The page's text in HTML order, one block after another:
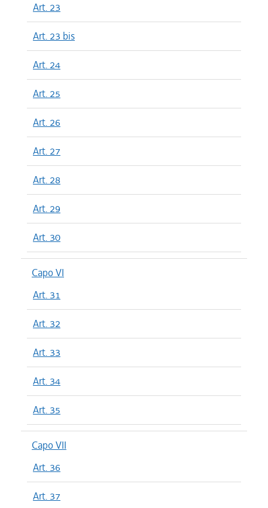
Art. 23
Art. 23 bis
Art. 24
Art. 25
Art. 26
Art. 27
Art. 28
Art. 29
Art. 30
Capo VI
Art. 31
Art. 32
Art. 33
Art. 34
Art. 35
Capo VII
Art. 36
Art. 37